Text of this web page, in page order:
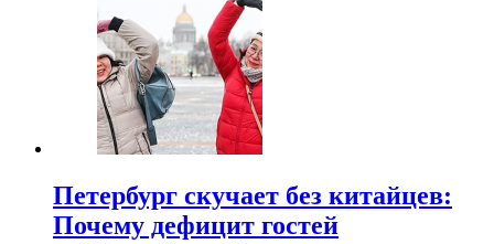
Петербург скучает без китайцев:
Почему дефицит гостей